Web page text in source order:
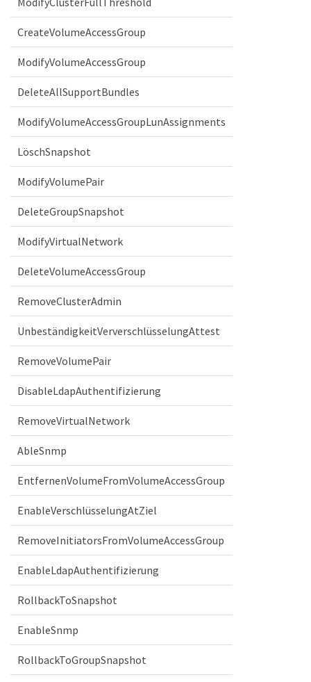
CreateVolumeAccessGroup
ModifyVolumeAccessGroup
DeleteAllSupportBundles
ModifyVolumeAccessGroupLunAssignments
LöschSnapshot
ModifyVolumePair
DeleteGroupSnapshot
ModifyVirtualNetwork
DeleteVolumeAccessGroup
RemoveClusterAdmin
UnbeständigkeitVerverschlüsselungAttest
RemoveVolumePair
DisableLdapAuthentifizierung
RemoveVirtualNetwork
AbleSnmp
EntfernenVolumeFromVolumeAccessGroup
EnableVerschlüsselungAtZiel
RemoveInitiatorsFromVolumeAccessGroup
EnableLdapAuthentifizierung
RollbackToSnapshot
EnableSnmp
RollbackToGroupSnapshot